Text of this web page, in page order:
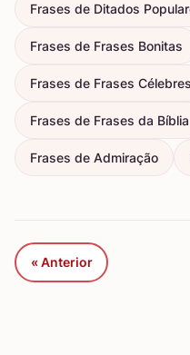
Frases de Ditados
Frases de Frases Bonitas
Frases de Frases Célebres
Frases de Frases da Bíblia
Frases de Admiração
« Anterior